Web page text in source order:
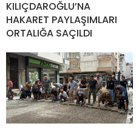
KILIÇDAROĞLU’NA
HAKARET PAYLAŞIMLARI
ORTALIĞA SAÇILDI